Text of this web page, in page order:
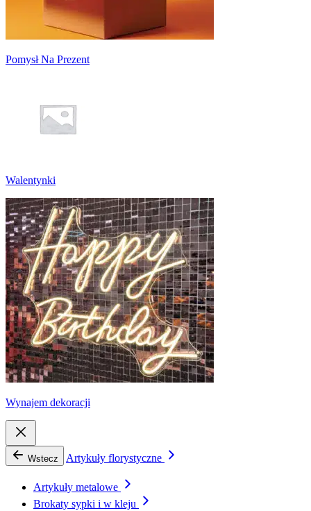
Pomysł Na Prezent
Walentynki
Wynajem dekoracji
Wstecz Artykuły florystyczne
Artykuły metalowe
Brokaty sypki i w kleju